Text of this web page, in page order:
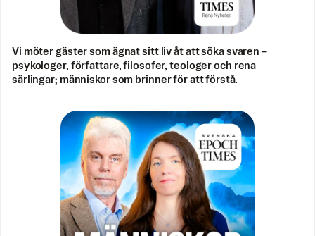
Vi möter gäster som ägnat sitt liv åt att söka svaren –
psykologer, författare, filosofer, teologer och rena
särlingar; människor som brinner för att förstå.